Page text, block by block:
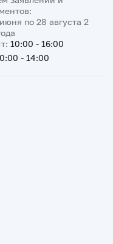
по 28 августа 2
10:00 - 16:00
- 14:00